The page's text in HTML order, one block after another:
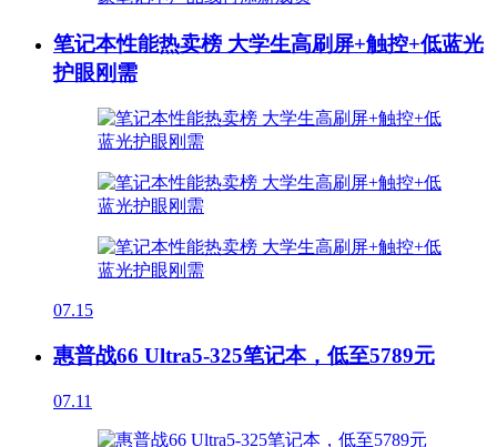
笔记本性能热卖榜 大学生高刷屏+触控+低蓝光
护眼刚需
07.15
惠普战66 Ultra5-325笔记本，低至5789元
07.11